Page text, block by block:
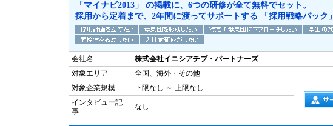
「マイナビ2013」 の掲載に、6つの研修が全て無料でセット。
採用から定着まで、2年間に渡ってサポートする 「採用戦略パック」
会社名
株式会社イニシアチブ・パートナーズ
対象エリア
全国、海外・その他
対象企業規模
下限なし ～ 上限なし
インタビュー記
事
なし